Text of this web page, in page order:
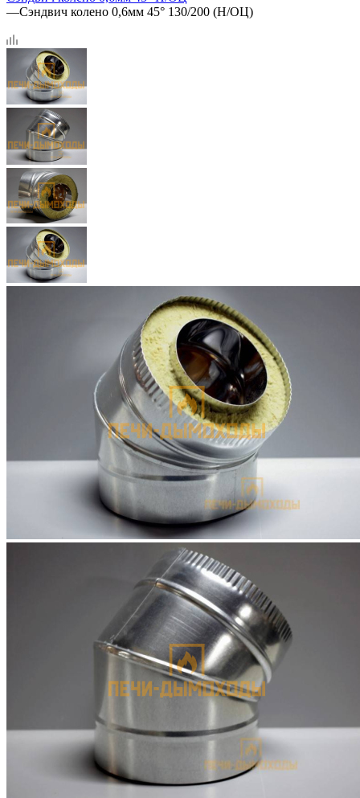
—Сэндвич колено 0,6мм 45° 130/200 (Н/ОЦ)